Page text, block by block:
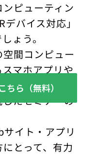
ピューティン
バイス対応」
ょう。
間コンピュー
マホアプリや
、どのように
たセミナーの
イト・アプリ
とって、有力
ちら（無料）